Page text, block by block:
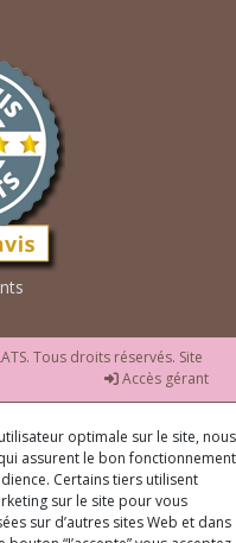
Tous droits réservés. Site
Accès gérant
optimale sur le site, nous
assurent le bon fonctionnement
Certains tiers utilisent
sur le site pour vous
sur d’autres sites Web et dans